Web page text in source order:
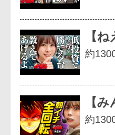
【
約
【
約